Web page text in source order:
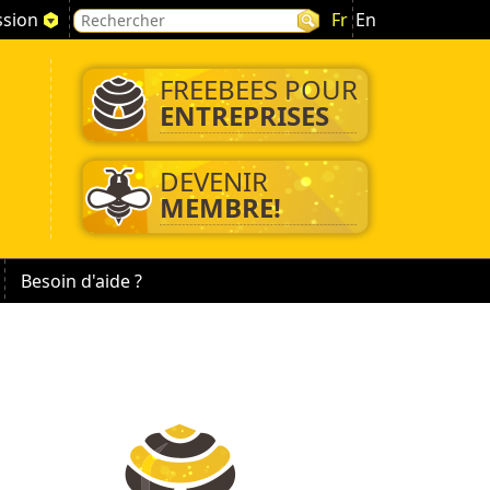
Fr En
FREEBEES POUR
ENTREPRISES
DEVENIR
MEMBRE!
Besoin d'aide ?